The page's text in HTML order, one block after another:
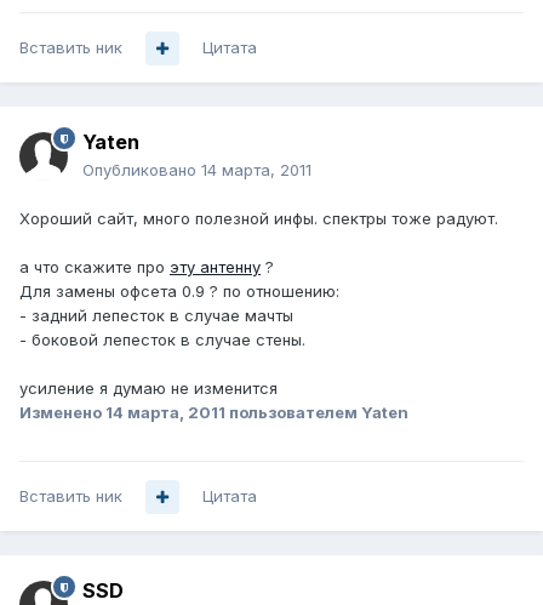
Вставить ник Цитата
Yaten
Опубликовано 14 марта, 2011
Хороший сайт, много полезной инфы. спектры тоже радуют.
а что скажите про эту антенну ?
Для замены офсета 0.9 ? по отношению:
- задний лепесток в случае мачты
- боковой лепесток в случае стены.
усиление я думаю не изменится
Изменено 14 марта, 2011 пользователем Yaten
Вставить ник Цитата
SSD